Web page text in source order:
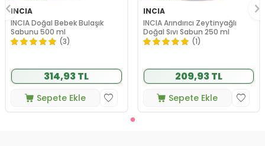
INCIA
INCIA Doğal Bebek Bulaşık
Sabunu 500 ml
(3)
314,93 TL
Sepete Ekle
INCIA
INCIA Arındırıcı Zeytinyağlı
Doğal Sıvı Sabun 250 ml
(1)
209,93 TL
Sepete Ekle